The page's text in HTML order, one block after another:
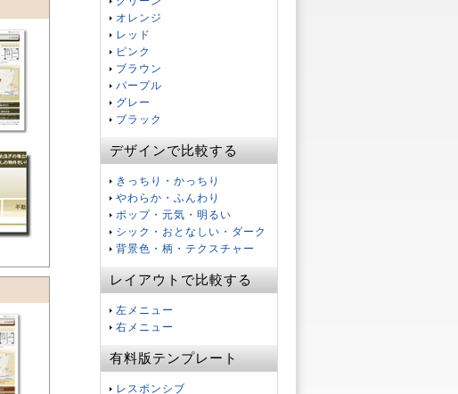
オレンジ
レッド
ピンク
ブラウン
パープル
グレー
ブラック
デザインで比較する
きっちり・かっちり
やわらか・ふんわり
ポップ・元気・明るい
シック・おとなしい・ダーク
背景色・柄・テクスチャー
レイアウトで比較する
左メニュー
右メニュー
有料版テンプレート
レスポンシブ